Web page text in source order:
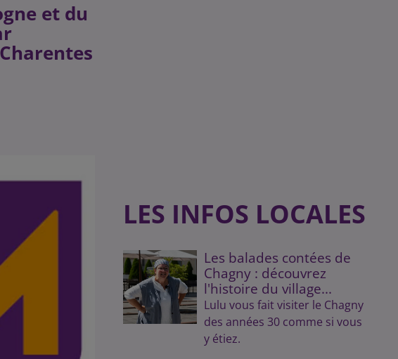
et du
LES INFOS LOCALES
Les balades contées de
Chagny : découvrez
l'histoire du village...
Lulu vous fait visiter le Chagny
des années 30 comme si vous
y étiez.